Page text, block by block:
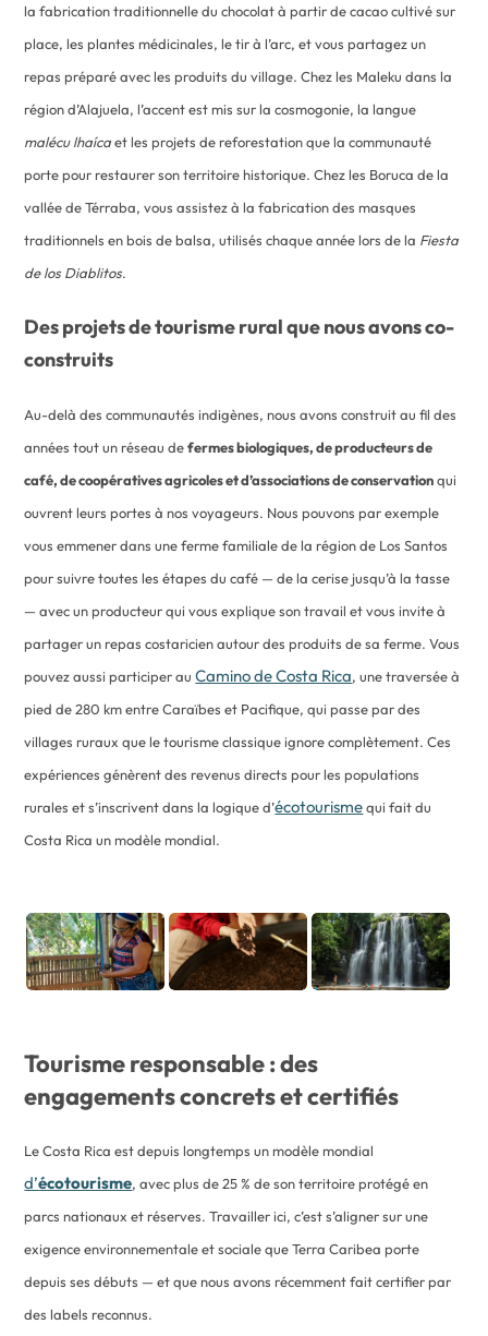
la fabrication traditionnelle du chocolat à partir de cacao cultivé sur
place, les plantes médicinales, le tir à l’arc, et vous partagez un
repas préparé avec les produits du village. Chez les Maleku dans la
région d’Alajuela, l’accent est mis sur la cosmogonie, la langue
malécu lhaícaet les projets de reforestation que la communauté
porte pour restaurer son territoire historique. Chez les Boruca de la
vallée de Térraba, vous assistez à la fabrication des masques
traditionnels en bois de balsa, utilisés chaque année lors de la Fiesta
de los Diablitos.
Des projets de tourisme rural que nous avons co-
construits
Au-delà des communautés indigènes, nous avons construit au fil des
années tout un réseau defermes biologiques, de producteurs de
café, de coopératives agricoles et d’associations de conservationqui
ouvrent leurs portes à nos voyageurs. Nous pouvons par exemple
vous emmener dans une ferme familiale de la région de Los Santos
pour suivre toutes les étapes du café — de la cerise jusqu’à la tasse
— avec un producteur qui vous explique son travail et vous invite à
partager un repas costaricien autour des produits de sa ferme. Vous
pouvez aussi participer auCamino de Costa Rica, une traversée à
pied de 280 km entre Caraïbes et Pacifique, qui passe par des
villages ruraux que le tourisme classique ignore complètement. Ces
expériences génèrent des revenus directs pour les populations
rurales et s’inscrivent dans la logique d’écotourismequi fait du
Costa Rica un modèle mondial.
Tourisme responsable : des
engagements concrets et certifiés
Le Costa Rica est depuis longtemps un modèle mondial
d’écotourisme, avec plus de 25 % de son territoire protégé en
parcs nationaux et réserves. Travailler ici, c’est s’aligner sur une
exigence environnementale et sociale que Terra Caribea porte
depuis ses débuts — et que nous avons récemment fait certifier par
des labels reconnus.